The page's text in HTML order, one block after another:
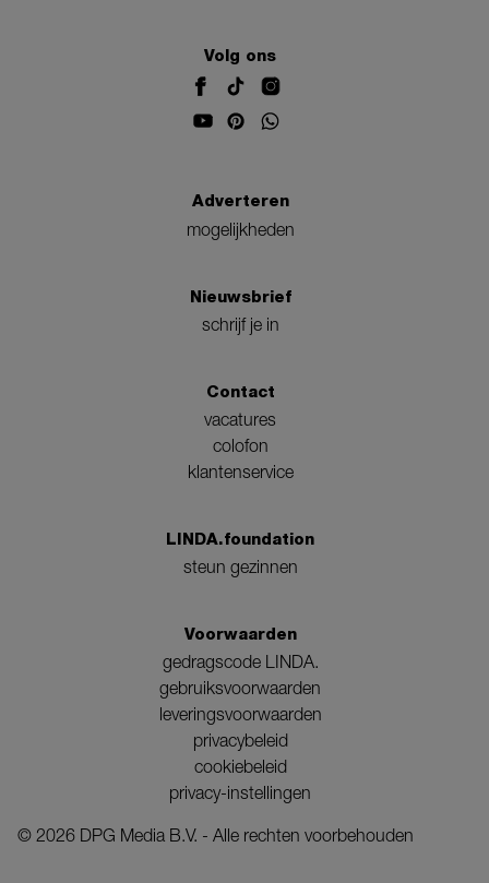
Volg ons
Adverteren
mogelijkheden
Nieuwsbrief
schrijf je in
Contact
vacatures
colofon
klantenservice
LINDA.foundation
steun gezinnen
Voorwaarden
gedragscode LINDA.
gebruiksvoorwaarden
leveringsvoorwaarden
privacybeleid
cookiebeleid
privacy-instellingen
© 2026 DPG Media B.V. - Alle rechten voorbehouden